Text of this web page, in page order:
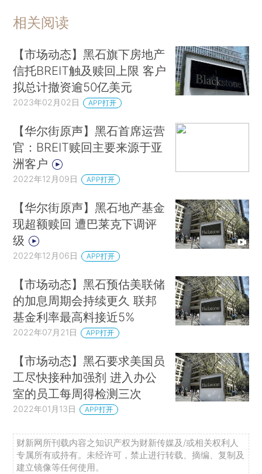
相关阅读
【市场动态】黑石旗下房地产
信托BREIT触及赎回上限 客户
拟总计撤资逾50亿美元
2023年02月02日 APP打开
【华尔街原声】黑石首席运营
官：BREIT赎回主要来源于亚
洲客户
2022年12月09日 APP打开
【华尔街原声】黑石地产基金
现超额赎回 遭巴莱克下调评
级
2022年12月06日 APP打开
【市场动态】黑石预估美联储
的加息周期会持续更久 联邦
基金利率最高料接近5%
2022年07月21日 APP打开
【市场动态】黑石要求美国员
工尽快接种加强剂 进入办公
室的员工每周得检测三次
2022年01月13日 APP打开
财新网所刊载内容之知识产权为财新传媒及/或相关权利人
专属所有或持有。未经许可，禁止进行转载、摘编、复制及
建立镜像等任何使用。